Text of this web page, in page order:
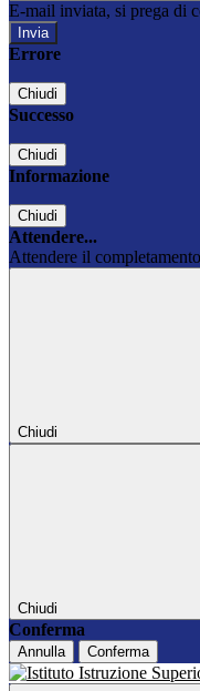
E-mail inviata, si prega di
Errore
Chiudi
Successo
Chiudi
Informazione
Chiudi
Attendere...
Attendere il
Chiudi
Chiudi
Conferma
Annulla Conferma